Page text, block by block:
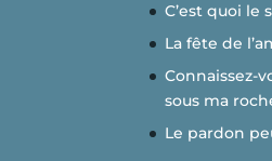
C’est quoi le
La fête de
Connaissez-
sous ma
Le pardon